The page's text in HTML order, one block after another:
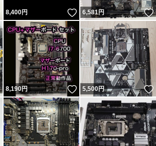
いいね！
8,400円 いいね！
6,581円
いいね！
8,190円 いいね！
5,500円